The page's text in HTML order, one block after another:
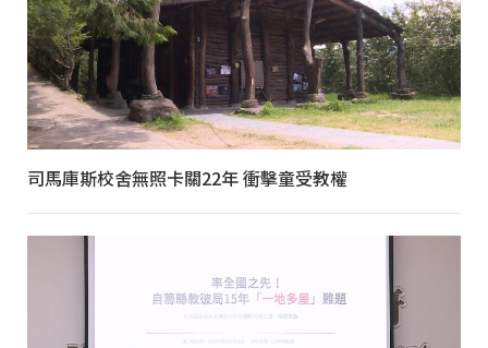
司馬庫斯校舍無照卡關22年 衝擊童受教權